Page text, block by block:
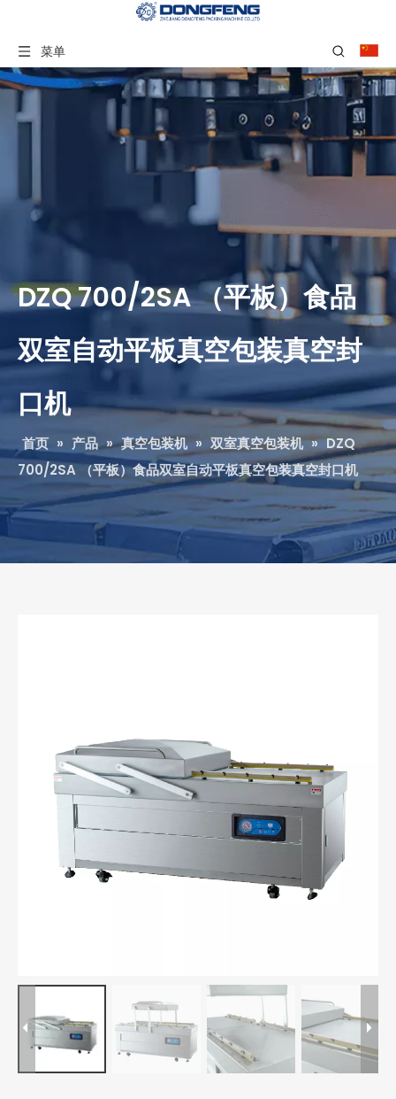
菜单
DZQ 700/2SA （平板）食品
双室自动平板真空包装真空封
口机
首页 » 产品 » 真空包装机 » 双室真空包装机 » DZQ
700/2SA （平板）食品双室自动平板真空包装真空封口机